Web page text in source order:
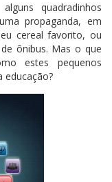
quadradinhos
propaganda, em
cereal favorito, ou
ônibus. Mas o que
estes pequenos
educação?